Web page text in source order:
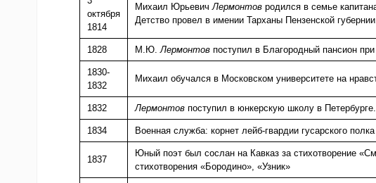
октября
1814
Михаил ЮрьевичЛермонтовродился в семье
Детство провел в имении Тарханы Пензенской
1828 М.Ю.Лермонтовпоступил в Благородный пансион
1830-
1832
Михаил обучался в Московском университете на
1832 Лермонтовпоступил в юнкерскую школу в Петербурге.
1834 Военная служба: корнет лейб-гвардии гусарского полка
1837
Юный поэт был сослан на Кавказ за стихотворение
стихотворения «Бородино», «Узник»